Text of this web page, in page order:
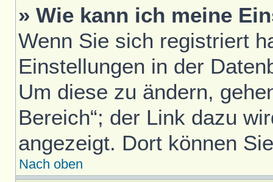
» Wie kann ich meine
Wenn Sie sich registriert
Einstellungen in der
Um diese zu ändern,
Bereich“; der Link dazu
angezeigt. Dort können
Nach oben